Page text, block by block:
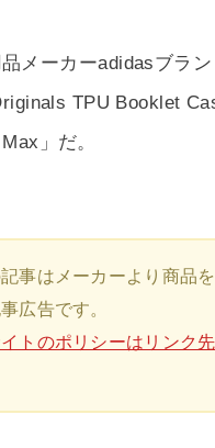
メーカーadidasブラン
TPU Booklet
」だ。
事はメーカーより商品
広告です。
トのポリシーはリンク先